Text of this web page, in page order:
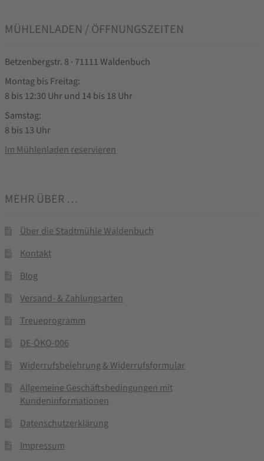
MÜHLENLADEN / ÖFFNUNGSZEITEN
Betzenbergstr. 8 · 71111 Waldenbuch
Montag bis Freitag:
8 bis 12:30 Uhr und 14 bis 18 Uhr
Samstag:
8 bis 13 Uhr
Im Mühlenladen reservieren
MEHR ÜBER …
Über die Stadtmühle Waldenbuch
Kontakt
Blog
Versand- & Zahlungsarten
Treueprogramm
DE-ÖKO-006
Widerrufsbelehrung & Widerrufsformular
Allgemeine Geschäftsbedingungen mit
Kundeninformationen
Datenschutzerklärung
Impressum